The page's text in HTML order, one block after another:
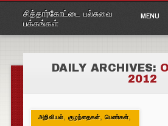
சித்தார்கோட்டை பல்சுவை
பக்கங்கள்
Main
content
MENU
DAILY ARCHIVES:
2012
அறிவியல், குழந்தைகள், பெண்கள்,